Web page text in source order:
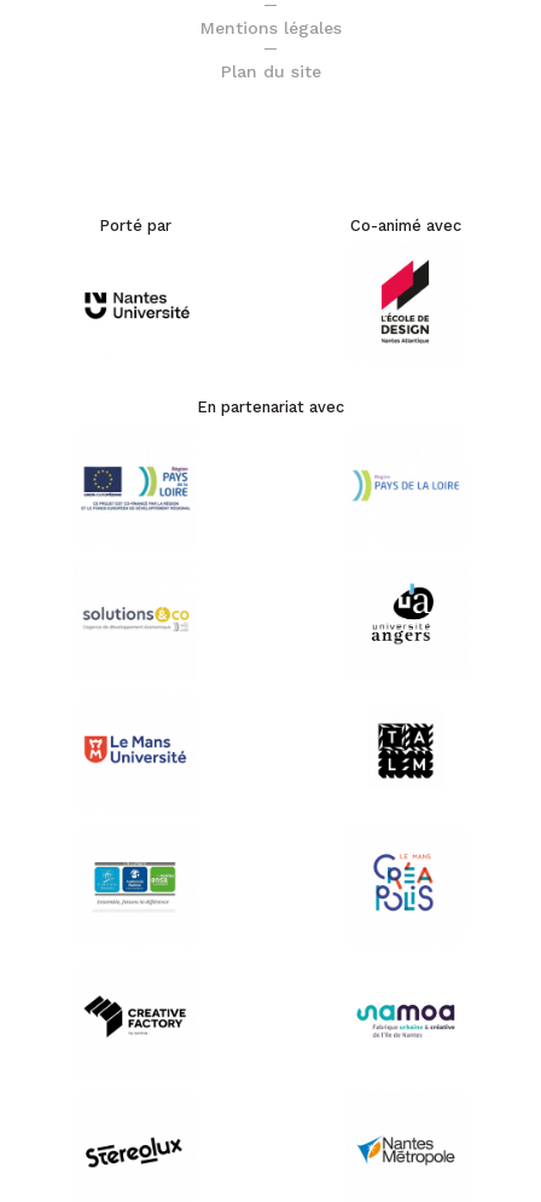
Mentions légales
Plan du site
Porté par Co-animé avec
En partenariat avec